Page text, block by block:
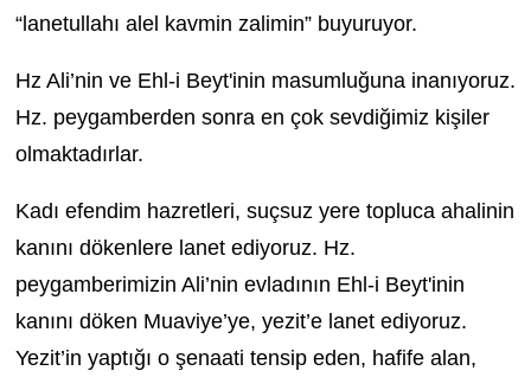
“lanetullahı alel kavmin zalimin” buyuruyor.
Hz Ali’nin ve Ehl-i Beyt'inin masumluğuna inanıyoruz.
Hz. peygamberden sonra en çok sevdiğimiz kişiler
olmaktadırlar.
Kadı efendim hazretleri, suçsuz yere topluca ahalinin
kanını dökenlere lanet ediyoruz. Hz.
peygamberimizin Ali’nin evladının Ehl-i Beyt'inin
kanını döken Muaviye’ye, yezit’e lanet ediyoruz.
Yezit’in yaptığı o şenaati tensip eden, hafife alan,